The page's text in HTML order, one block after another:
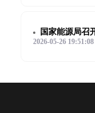
国家能源局召
2026-05-26 19:51:08